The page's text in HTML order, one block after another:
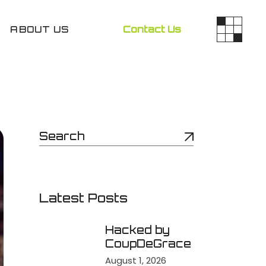
ABOUT US Contact Us
Latest Posts
Hacked by
CoupDeGrace
August 1, 2026